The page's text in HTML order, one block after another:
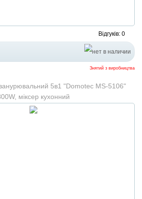
Відгуків: 0
Знятий з виробництва
5в1 "Domotec MS-5106"
міксер кухонний